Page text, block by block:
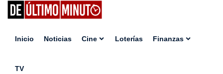
Inicio Noticias Cine Loterías Finanzas
TV